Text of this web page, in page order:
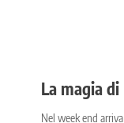
La magia
Nel week end